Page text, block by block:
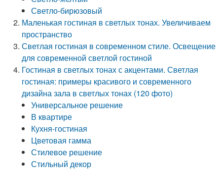
Светло-бирюзовый
Маленькая гостиная в светлых тонах. Увеличиваем
пространство
Светлая гостиная в современном стиле. Освещение
для современной светлой гостиной
Гостиная в светлых тонах с акцентами. Светлая
гостиная: примеры красивого и современного
дизайна зала в светлых тонах (120 фото)
Универсальное решение
В квартире
Кухня-гостиная
Цветовая гамма
Стилевое решение
Стильный декор